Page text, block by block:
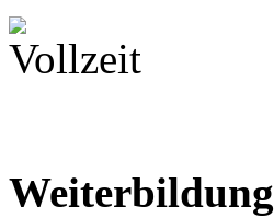
Weiterbildung